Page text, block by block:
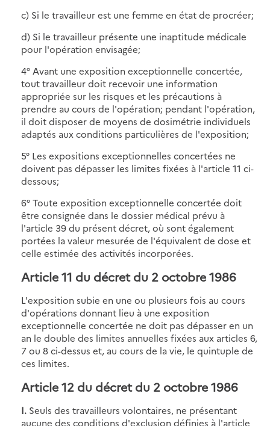
c) Si le travailleur est une femme en état de procréer;
d) Si le travailleur présente une inaptitude médicale
pour l'opération envisagée;
4° Avant une exposition exceptionnelle concertée,
tout travailleur doit recevoir une information
appropriée sur les risques et les précautions à
prendre au cours de l'opération; pendant l'opération,
il doit disposer de moyens de dosimétrie individuels
adaptés aux conditions particulières de l'exposition;
5° Les expositions exceptionnelles concertées ne
doivent pas dépasser les limites fixées à l'article 11 ci-
dessous;
6° Toute exposition exceptionnelle concertée doit
être consignée dans le dossier médical prévu à
l'article 39 du présent décret, où sont également
portées la valeur mesurée de l'équivalent de dose et
celle estimée des activités incorporées.
Article 11 du décret du 2 octobre 1986
L'exposition subie en une ou plusieurs fois au cours
d'opérations donnant lieu à une exposition
exceptionnelle concertée ne doit pas dépasser en un
an le double des limites annuelles fixées aux articles 6,
7 ou 8 ci-dessus et, au cours de la vie, le quintuple de
ces limites.
Article 12 du décret du 2 octobre 1986
I. Seuls des travailleurs volontaires, ne présentant
aucune des conditions d'exclusion définies à l'article